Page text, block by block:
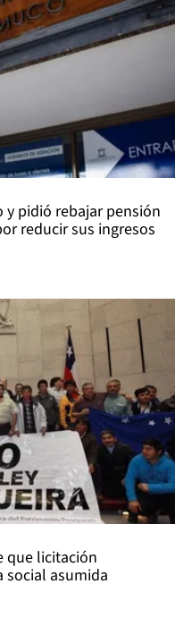
y pidió rebajar pensión
reducir sus ingresos
que licitación
asumida